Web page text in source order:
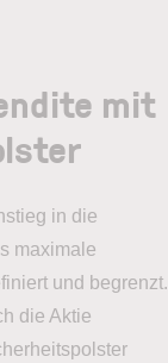
mit
in die
maximale
und begrenzt.
die Aktie